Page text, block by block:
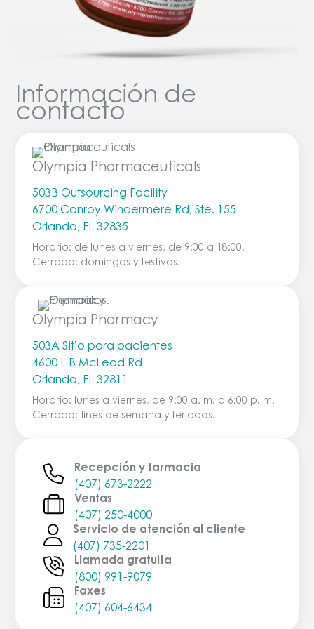
Información de
contacto
Olympia Pharmaceuticals
503B Outsourcing Facility
6700 Conroy Windermere Rd, Ste. 155
Orlando, FL 32835
Horario: de lunes a viernes, de 9:00 a 18:00.
Cerrado: domingos y festivos.
Olympia Pharmacy
503A Sitio para pacientes
4600 L B McLeod Rd
Orlando, FL 32811
Horario: lunes a viernes, de 9:00 a. m. a 6:00 p. m.
Cerrado: fines de semana y feriados.
Recepción y farmacia
(407) 673-2222
Ventas
(407) 250-4000
Servicio de atención al cliente
(407) 735-2201
Llamada gratuita
(800) 991-9079
Faxes
(407) 604-6434